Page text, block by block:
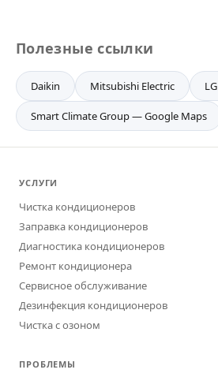
Полезные ссылки
Daikin Mitsubishi Electric LG
Smart Climate Group — Google Maps
УСЛУГИ
Чистка кондиционеров
Заправка кондиционеров
Диагностика кондиционеров
Ремонт кондиционера
Сервисное обслуживание
Дезинфекция кондиционеров
Чистка с озоном
ПРОБЛЕМЫ